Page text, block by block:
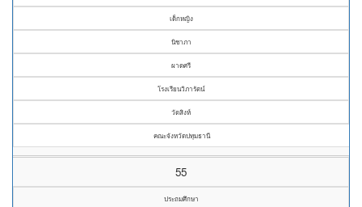
เด็กหญิง
นิชาภา
ผาดศรี
โรงเรียนวิภารัตน์
วัดสิงห์
คณะจังหวัดปทุมธานี
55
ประถมศึกษา